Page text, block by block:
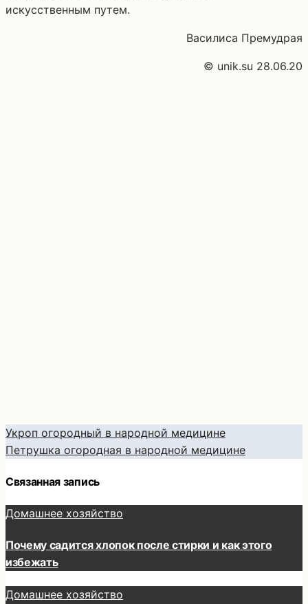
искусственным путем.
Василиса Премудрая
© unik.su 28.06.20
Навигация
по
записям
Укроп огородный в народной медицине
Петрушка огородная в народной медицине
Связанная запись
Домашнее хозяйство
Почему садится хлопок после стирки и как этого
избежать
Домашнее хозяйство